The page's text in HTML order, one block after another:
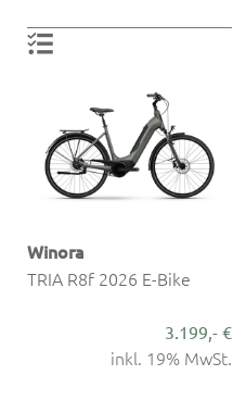
Winora
TRIA R8f 2026 E-Bike
3.199,- €
inkl. 19% MwSt.